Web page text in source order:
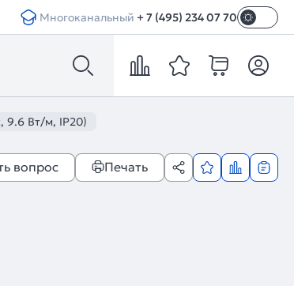
Многоканальный + 7 (495) 234 07 70
9.6 Вт/м, IP20)
вопрос Печать